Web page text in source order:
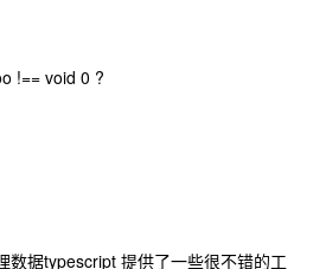
!== void 0 ?
数据typescript 提供了一些很不错的工